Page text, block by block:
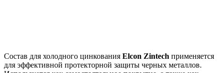
Состав для холодного цинкования Elcon Zintech применяется
для эффективной протекторной защиты черных металлов.